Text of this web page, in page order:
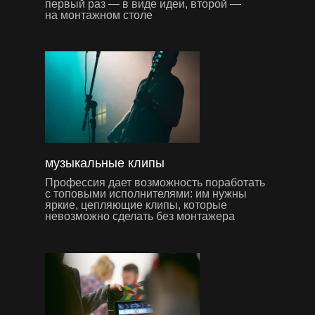
первый раз — в виде идеи, второй —
на монтажном столе
музыкальные клипы
Профессия дает возможность поработать
с топовыми исполнителями: им нужны
яркие, цепляющие клипы, которые
невозможно сделать без монтажера